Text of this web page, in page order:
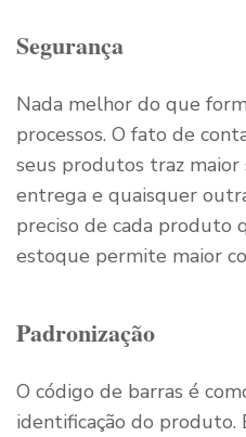
Segurança
Nada melhor do que
processos. O fato de
seus produtos traz maior
entrega e quaisquer
preciso de cada produto
estoque permite maior
Padronização
O código de barras é
identificação do produto.